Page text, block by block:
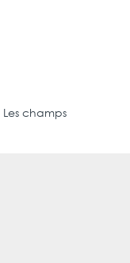
Les champs